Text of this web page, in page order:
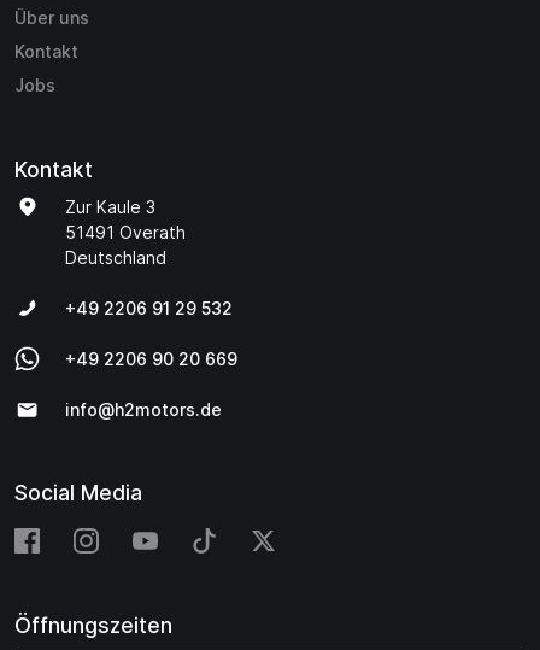
Über uns
Kontakt
Jobs
Kontakt
Zur Kaule 3
51491 Overath
Deutschland
+49 2206 91 29 532
+49 2206 90 20 669
info@h2motors.de
Social Media
Öffnungszeiten